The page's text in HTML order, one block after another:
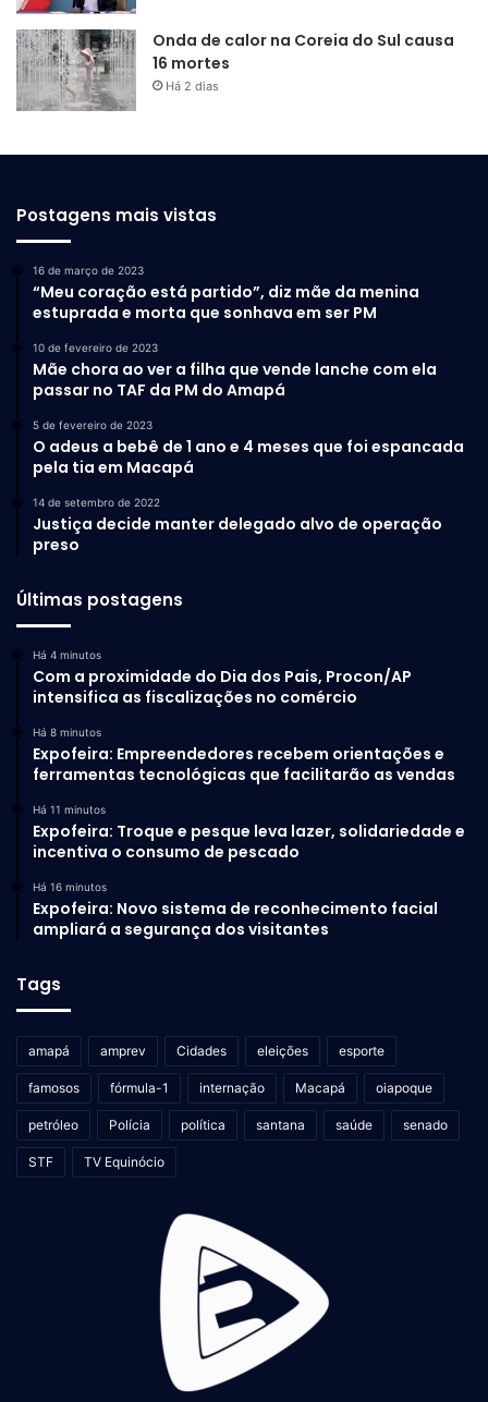
Onda de calor na Coreia do Sul causa
16 mortes
Há 2 dias
Postagens mais vistas
16 de março de 2023
“Meu coração está partido”, diz mãe da menina
estuprada e morta que sonhava em ser PM
10 de fevereiro de 2023
Mãe chora ao ver a filha que vende lanche com ela
passar no TAF da PM do Amapá
5 de fevereiro de 2023
O adeus a bebê de 1 ano e 4 meses que foi espancada
pela tia em Macapá
14 de setembro de 2022
Justiça decide manter delegado alvo de operação
preso
Últimas postagens
Há 4 minutos
Com a proximidade do Dia dos Pais, Procon/AP
intensifica as fiscalizações no comércio
Há 8 minutos
Expofeira: Empreendedores recebem orientações e
ferramentas tecnológicas que facilitarão as vendas
Há 11 minutos
Expofeira: Troque e pesque leva lazer, solidariedade e
incentiva o consumo de pescado
Há 16 minutos
Expofeira: Novo sistema de reconhecimento facial
ampliará a segurança dos visitantes
Tags
amapá amprev Cidades eleições esporte
famosos fórmula-1 internação Macapá oiapoque
petróleo Polícia política santana saúde senado
STF TV Equinócio